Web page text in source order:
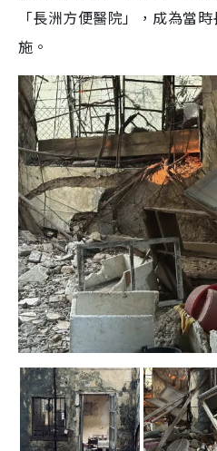
「長洲方便醫院」，成為當
施。